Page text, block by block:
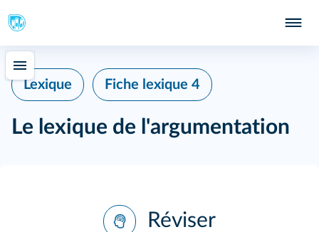
Lexique Fiche lexique 4
Le lexique de l'argumentation
Réviser